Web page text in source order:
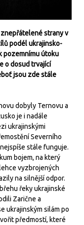
strany v
podél ukrajinsko-
pozemnímu útoku
o dosud trvající
jsou zde stále
dobyly Ternovu a
je i nadále
ukrajinskými
Severního
stále funguje.
bojem, na který
vyzbrojených
na silnější odpor.
řeky ukrajinské
Zarične a
ukrajinským silám po
předmostí, které